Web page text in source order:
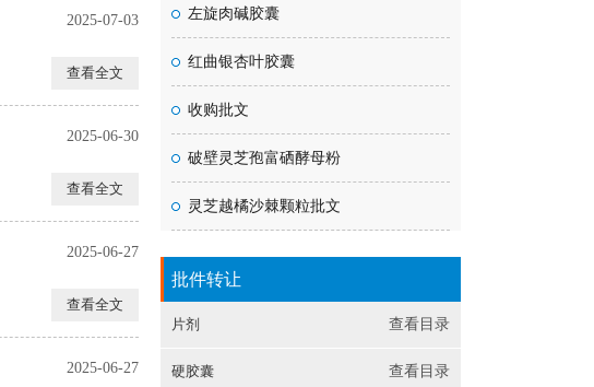
2025-07-03
查看全文
2025-06-30
查看全文
2025-06-27
查看全文
2025-06-27
左旋肉碱胶囊
红曲银杏叶胶囊
收购批文
破壁灵芝孢富硒酵母粉
灵芝越橘沙棘颗粒批文
批件转让
片剂 查看目录
硬胶囊 查看目录